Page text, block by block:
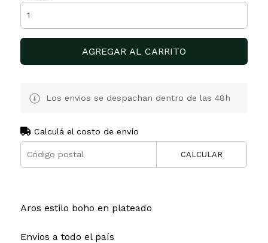
AGREGAR AL CARRITO
Los envios se despachan dentro de las 48h
Calculá el costo de envío
CALCULAR
Aros estilo boho en plateado
Envios a todo el país